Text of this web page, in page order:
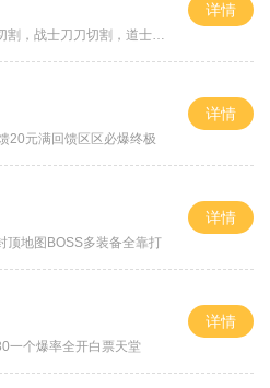
，战士刀刀切割，道士宠物秒怪
详情
20元满回馈区区必爆终极
详情
顶地图BOSS多装备全靠打
详情
一个爆率全开白票天堂
详情